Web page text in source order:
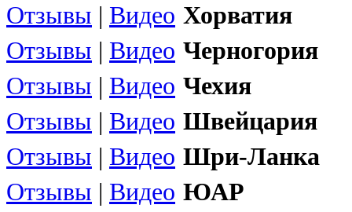
Отзывы | Видео Хорватия
Отзывы | Видео Черногория
Отзывы | Видео Чехия
Отзывы | Видео Швейцария
Отзывы | Видео Шри-Ланка
Отзывы | Видео ЮАР